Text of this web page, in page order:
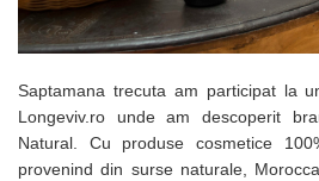
Saptamana trecuta am participat la
Longeviv.ro unde am descoperit
Natural. Cu produse cosmetice
provenind din surse naturale,